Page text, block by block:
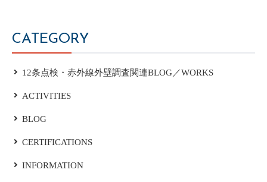
CATEGORY
12条点検・赤外線外壁調査関連BLOG／WORKS
ACTIVITIES
BLOG
CERTIFICATIONS
INFORMATION